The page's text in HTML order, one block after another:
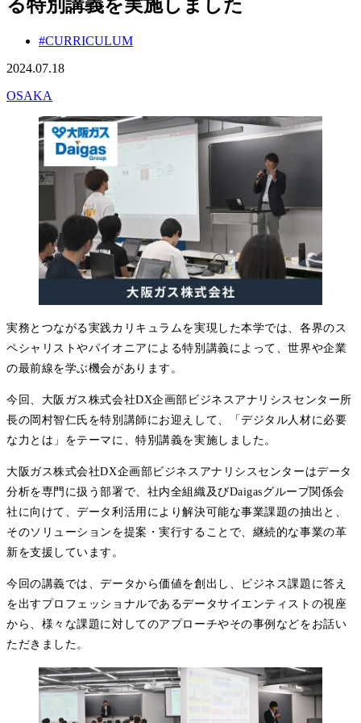
る特別講義を実施しました
#CURRICULUM
2024.07.18
OSAKA
実務とつながる実践カリキュラムを実現した本学では、各界のス
ペシャリストやパイオニアによる特別講義によって、世界や企業
の最前線を学ぶ機会があります。
今回、大阪ガス株式会社DX企画部ビジネスアナリシスセンター所
長の岡村智仁氏を特別講師にお迎えして、
「デジタル人材に必要
な力とは」 をテーマに、特別講義を実施しました。
大阪ガス株式会社DX企画部ビジネスアナリシスセンターはデータ
分析を専門に扱う部署で、社内全組織及びDaigasグループ関係会
社に向けて、データ利活用により解決可能な事業課題の抽出と、
そのソリューションを提案・実行することで、継続的な事業の革
新を支援しています。
今回の講義では、データから価値を創出し、ビジネス課題に答え
を出すプロフェッショナルであるデータサイエンティスト の視座
から、様々な課題に対してのアプローチやその事例などをお話い
ただきました。